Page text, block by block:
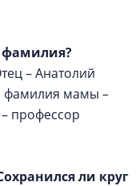
фамилия?
– Анатолий
фамилия мамы –
профессор
ли круг